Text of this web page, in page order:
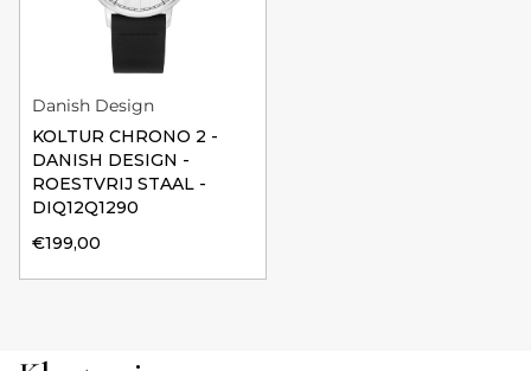
Danish Design
KOLTUR CHRONO 2 -
DANISH DESIGN -
ROESTVRIJ STAAL -
DIQ12Q1290
€199,00